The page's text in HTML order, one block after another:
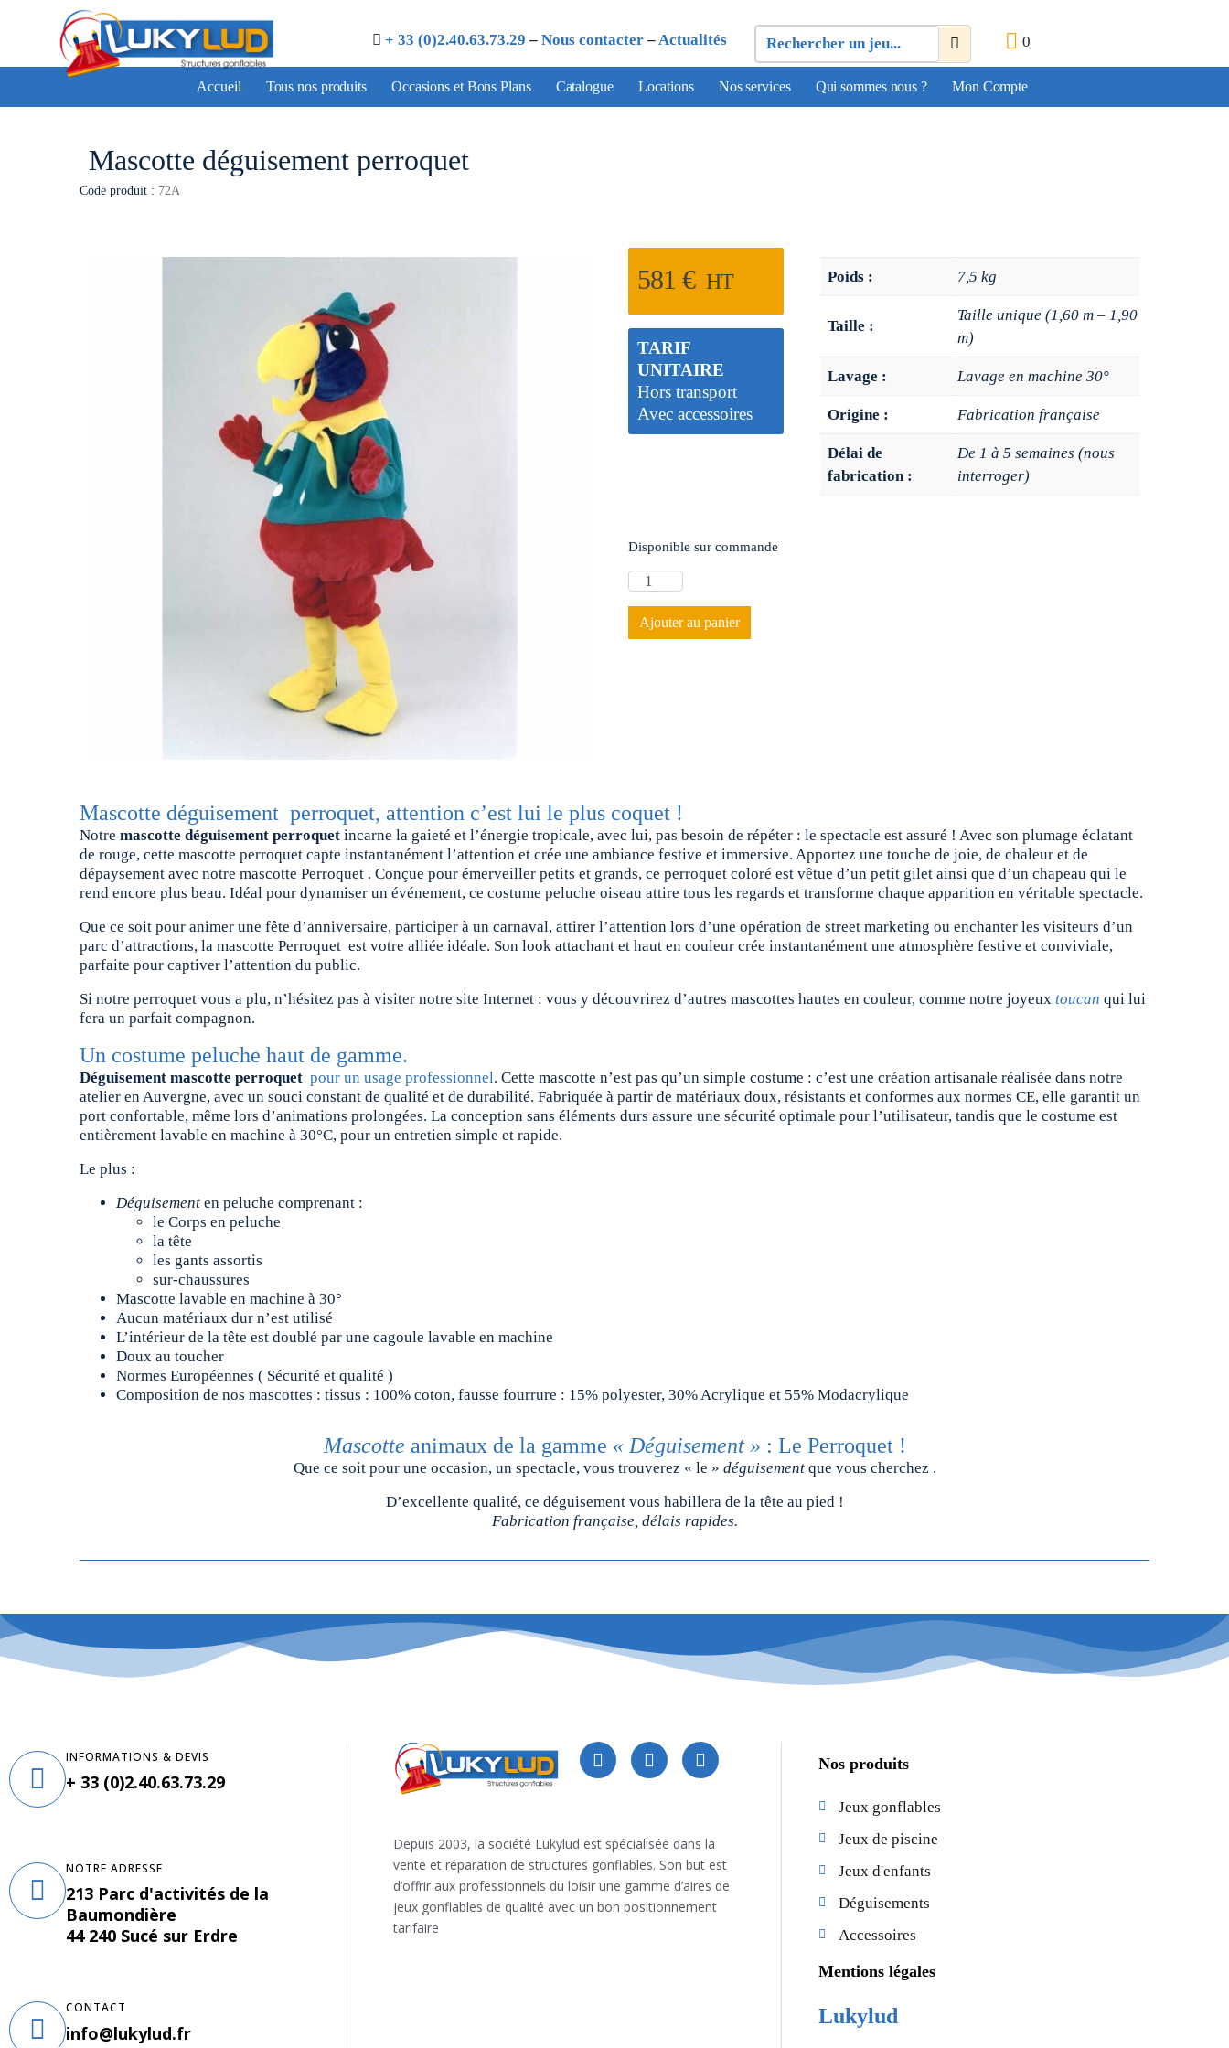
+ 33 (0)2.40.63.73.29 –Nous contacter–Actualités 0
Accueil Tous nos produits Occasions et Bons Plans Catalogue Locations Nos services Qui sommes nous ? Mon Compte
Mascotte déguisement perroquet
Code produit : 72A
581 € HT
TARIF
UNITAIRE
Hors transport
Avec accessoires
Disponible sur commande
Ajouter au panier
Poids : 7,5 kg
Taille :
Taille unique (1,60 m – 1,90
m)
Lavage : Lavage en machine 30°
Origine : Fabrication française
Délai de
fabrication :
De 1 à 5 semaines (nous
interroger)
Mascotte déguisement perroquet, attention c’est lui le plus coquet !
Notremascotte déguisement perroquetincarne la gaieté et l’énergie tropicale, avec lui, pas besoin de répéter : le spectacle est assuré ! Avec son plumage éclatant
de rouge, cette mascotte perroquet capte instantanément l’attention et crée une ambiance festive et immersive. Apportez une touche de joie, de chaleur et de
dépaysement avec notre mascotte Perroquet . Conçue pour émerveiller petits et grands, ce perroquet coloré est vêtue d’un petit gilet ainsi que d’un chapeau qui le
rend encore plus beau. Idéal pour dynamiser un événement, ce costume peluche oiseau attire tous les regards et transforme chaque apparition en véritable spectacle.
Que ce soit pour animer une fête d’anniversaire, participer à un carnaval, attirer l’attention lors d’une opération de street marketing ou enchanter les visiteurs d’un
parc d’attractions, la mascotte Perroquet est votre alliée idéale. Son look attachant et haut en couleur crée instantanément une atmosphère festive et conviviale,
parfaite pour captiver l’attention du public.
Si notre perroquet vous a plu, n’hésitez pas à visiter notre site Internet : vous y découvrirez d’autres mascottes hautes en couleur, comme notre joyeuxtoucanqui lui
fera un parfait compagnon.
Un costume peluche haut de gamme.
Déguisement mascotte perroquet pour un usage professionnel. Cette mascotte n’est pas qu’un simple costume : c’est une création artisanale réalisée dans notre
atelier en Auvergne, avec un souci constant de qualité et de durabilité. Fabriquée à partir de matériaux doux, résistants et conformes aux normes CE, elle garantit un
port confortable, même lors d’animations prolongées. La conception sans éléments durs assure une sécurité optimale pour l’utilisateur, tandis que le costume est
entièrement lavable en machine à 30°C, pour un entretien simple et rapide.
Le plus :
Déguisement en peluche comprenant :
le Corps en peluche
la tête
les gants assortis
sur-chaussures
Mascotte lavable en machine à 30°
Aucun matériaux dur n’est utilisé
L’intérieur de la tête est doublé par une cagoule lavable en machine
Doux au toucher
Normes Européennes ( Sécurité et qualité )
Composition de nos mascottes : tissus : 100% coton, fausse fourrure : 15% polyester, 30% Acrylique et 55% Modacrylique
Mascotte animaux de la gamme « Déguisement » : Le Perroquet !
Que ce soit pour une occasion, un spectacle, vous trouverez « le » déguisementque vous cherchez .
D’excellente qualité, ce déguisement vous habillera de la tête au pied !
Fabrication française, délais rapides.
INFORMATIONS & DEVIS
+ 33 (0)2.40.63.73.29
NOTRE ADRESSE
213 Parc d'activités de la
Baumondière
44 240 Sucé sur Erdre
CONTACT
info@lukylud.fr
Depuis 2003, la société Lukylud est spécialisée dans la
vente et réparation de structures gonflables. Son but est
d’offrir aux professionnels du loisir une gamme d’aires de
jeux gonflables de qualité avec un bon positionnement
tarifaire
Nos produits
Jeux gonflables
Jeux de piscine
Jeux d'enfants
Déguisements
Accessoires
Mentions légales
Lukylud